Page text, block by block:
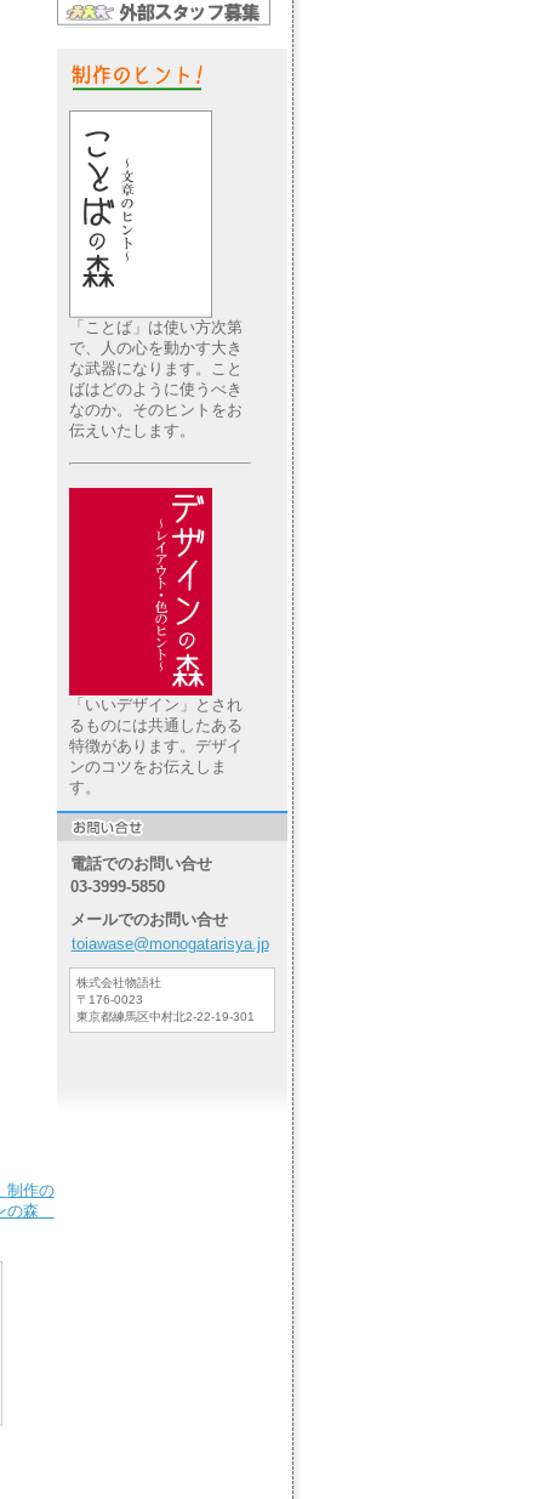
制作の
の森
「ことば」は使い方次第
で、人の心を動かす大き
な武器になります。こと
ばはどのように使うべき
なのか。そのヒントをお
伝えいたします。
「いいデザイン」とされ
るものには共通したある
特徴があります。デザイ
ンのコツをお伝えしま
す。
電話でのお問い合せ
03-3999-5850
メールでのお問い合せ
toiawase@monogatarisya.jp
株式会社物語社
〒176-0023
東京都練馬区中村北2-22-19-301